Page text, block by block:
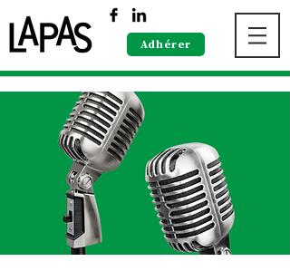
Adhérer